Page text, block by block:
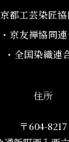
京都工芸染匠
・京友禅協同
・全国染織連
住所
〒604-8217